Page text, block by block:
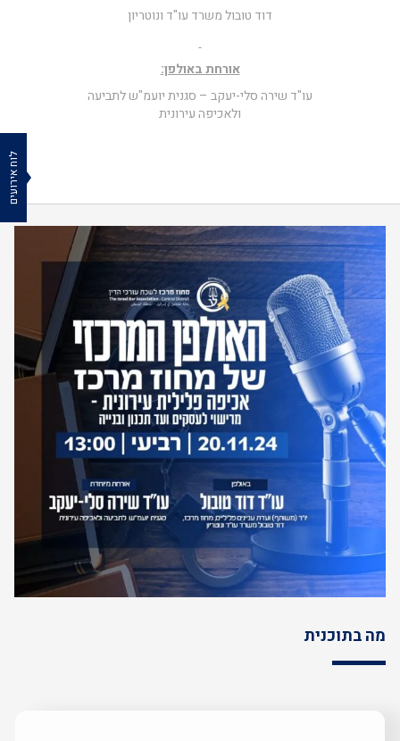
דוד טובול משרד עו"ד ונוטריון
אורחת באולפן:
עו"ד שירה סלי-יעקב – סגנית יועמ"ש לתביעה
ולאכיפה עירונית
מה בתוכנית
לוח אירועים